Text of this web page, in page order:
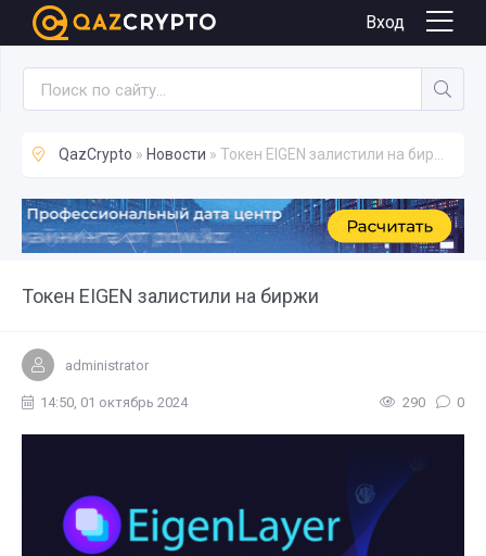
Вход
QazCrypto » Новости » Токен EIGEN залистили на биржи
Токен EIGEN залистили на биржи
Новости
administrator
14:50, 01 октябрь 2024 290 0